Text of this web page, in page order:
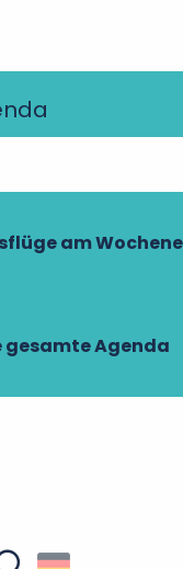
am
gesamte Agenda